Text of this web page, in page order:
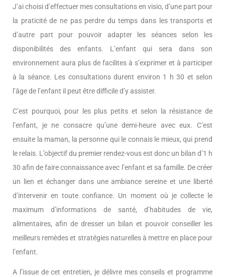
J’ai choisi d’effectuer mes consultations en visio, d’une part pour
la praticité de ne pas perdre du temps dans les transports et
d’autre part pour pouvoir adapter les séances selon les
disponibilités des enfants. L’enfant qui sera dans son
environnement aura plus de facilites à s’exprimer et à participer
à la séance. Les consultations durent environ 1 h 30 et selon
l’âge de l’enfant il peut être difficile d’y assister.
C’est pourquoi, pour les plus petits et selon la résistance de
l’enfant, je ne consacre qu’une demi-heure avec eux. C’est
ensuite la maman, la personne qui le connais le mieux, qui prend
le relais. L’objectif du premier rendez-vous est donc un bilan d’1 h
30 afin de faire connaissance avec l’enfant et sa famille. De créer
un lien et échanger dans une ambiance sereine et une liberté
d’intervenir en toute confiance. Un moment où je collecte le
maximum d’informations de santé, d’habitudes de vie,
alimentaires, afin de dresser un bilan et pouvoir conseiller les
meilleurs remèdes et stratégies naturelles à mettre en place pour
l’enfant.
A l’issue de cet entretien, je délivre mes conseils et programme